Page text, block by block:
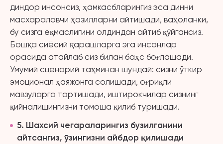
диндор инсонсиз, ҳамкасбларингиз эса динни
масхараловчи ҳазилларни айтишади, ваҳоланки,
бу сизга ёқмаслигини олдиндан айтиб қўйгансиз.
Бошқа сиёсий қарашларга эга инсонлар
орасида атайлаб сиз билан баҳс боғлашади.
Умумий сценарий таҳминан шундай: сизни ўткир
эмоционал ҳаяжонга солишади, оғриқли
мавзуларга тортишади, иштирокчилар сизнинг
қийналишингизни томоша қилиб туришади.
5. Шахсий чегараларингиз бузилганини
айтсангиз, ўзингизни айбдор қилишади